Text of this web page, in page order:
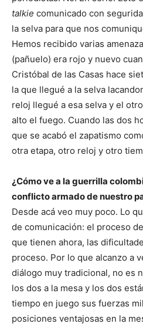
talkie comunicado con
la selva para que nos
Hemos recibido varias
(pañuelo) era rojo y nuevo
Cristóbal de las Casas hace
la que llegué a la selva
reloj llegué a esa selva y el
alto el fuego. Cuando las dos
que se acabó el zapatismo
otra etapa, otro reloj y otro
¿Cómo ve a la guerrilla
conflicto armado de nuestro
Desde acá veo muy poco. Lo
de comunicación: el proceso
que tienen ahora, las
proceso. Por lo que alcanzo a
diálogo muy tradicional, no es
los dos a la mesa y los dos
tiempo en juego sus fuerzas
posiciones ventajosas en la